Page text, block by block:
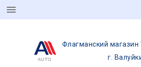
Флагманский магазин
г.